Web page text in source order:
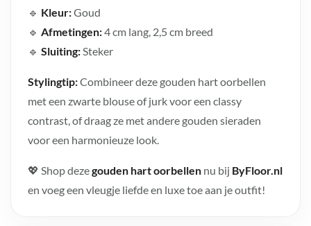
🔹 Kleur:Goud
🔹 Afmetingen:4 cm lang, 2,5 cm breed
🔹 Sluiting: Steker
Stylingtip:Combineer deze gouden hart oorbellen
met een zwarte blouse of jurk voor een classy
contrast, of draag ze met andere gouden sieraden
voor een harmonieuze look.
💖 Shop dezegouden hart oorbellen nu bij ByFloor.nl
en voeg een vleugje liefde en luxe toe aan je outfit!